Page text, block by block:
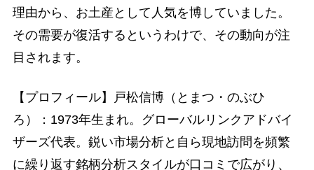
理由から、お土産として人気を博していました。
その需要が復活するというわけで、その動向が注
目されます。
【プロフィール】戸松信博（とまつ・のぶひ
ろ）：1973年生まれ。グローバルリンクアドバイ
ザーズ代表。鋭い市場分析と自ら現地訪問を頻繁
に繰り返す銘柄分析スタイルが口コミで広がり、